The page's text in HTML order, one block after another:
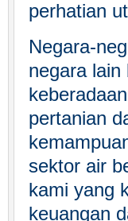
perhatian
Negara-
negara lain
pertanian
sektor air
kami yang
keuangan